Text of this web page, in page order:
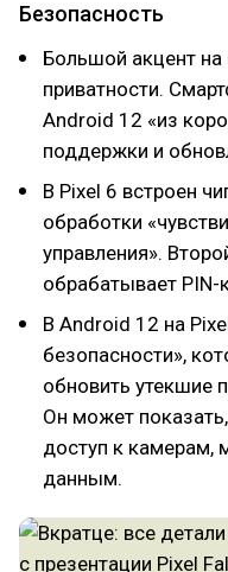
Безопасность
Большой акцент на
приватности.
Android 12 «из
поддержки и
В Pixel 6 встроен
обработки
управления».
обрабатывает
В Android 12 на
безопасности»,
обновить утекшие
Он может
доступ к камерам,
данным.